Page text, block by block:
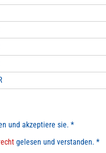
und akzeptiere sie. *
gelesen und verstanden. *